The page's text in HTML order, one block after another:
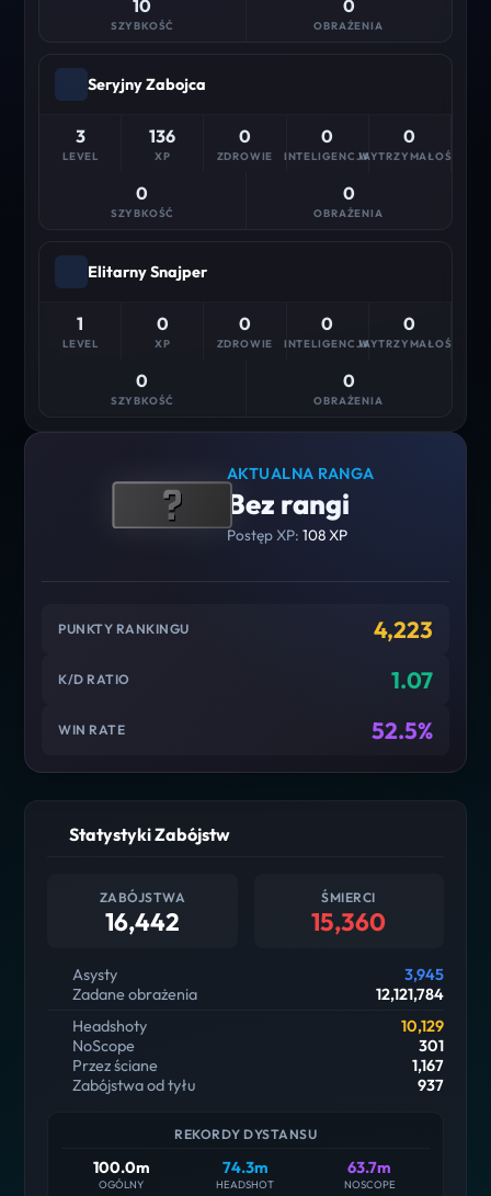
10
SZYBKOŚĆ
0
OBRAŻENIA
Seryjny Zabojca
3
LEVEL
136
XP
0
ZDROWIE
0
INTELIGENCJA
0
WYTRZYMAŁOŚĆ
0
SZYBKOŚĆ
0
OBRAŻENIA
Elitarny Snajper
1
LEVEL
0
XP
0
ZDROWIE
0
INTELIGENCJA
0
WYTRZYMAŁOŚĆ
0
SZYBKOŚĆ
0
OBRAŻENIA
AKTUALNA RANGA
Bez rangi
Postęp XP: 108 XP
PUNKTY RANKINGU 4,223
K/D RATIO 1.07
WIN RATE 52.5%
Statystyki Zabójstw
ZABÓJSTWA
16,442
ŚMIERCI
15,360
Asysty
3,945
Zadane obrażenia
12,121,784
Headshoty
10,129
NoScope
301
Przez ściane
1,167
Zabójstwa od tyłu
937
REKORDY DYSTANSU
100.0m
OGÓLNY
74.3m
HEADSHOT
63.7m
NOSCOPE